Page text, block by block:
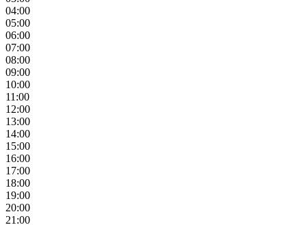
04:00
05:00
06:00
07:00
08:00
09:00
10:00
11:00
12:00
13:00
14:00
15:00
16:00
17:00
18:00
19:00
20:00
21:00